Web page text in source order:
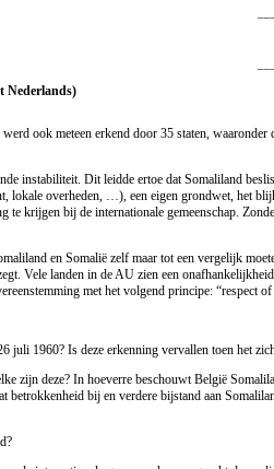
Nederlands)
ook meteen erkend door 35 staten,
instabiliteit. Dit leidde ertoe dat Somaliland
overheden, …), een eigen grondwet, het
te krijgen bij de internationale gemeenschap.
en Somalië zelf maar tot een vergelijk
Vele landen in de AU zien een
met het volgend principe: “respect
juli 1960? Is deze erkenning vervallen toen het
zijn deze? In hoeverre beschouwt België
bij en verdere bijstand aan